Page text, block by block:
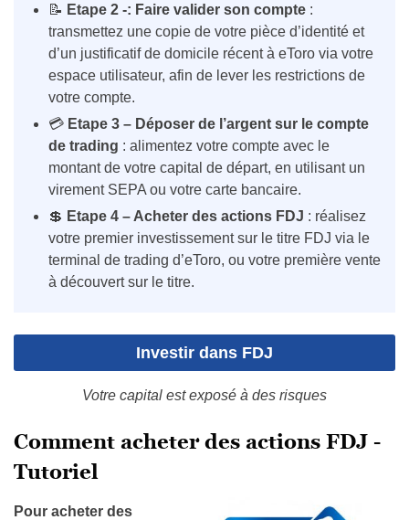
📝 Etape 2 -: Faire valider son compte :
transmettez une copie de votre pièce d’identité et
d’un justificatif de domicile récent à eToro via votre
espace utilisateur, afin de lever les restrictions de
votre compte.
💳 Etape 3 – Déposer de l’argent sur le compte
de trading : alimentez votre compte avec le
montant de votre capital de départ, en utilisant un
virement SEPA ou votre carte bancaire.
💲 Etape 4 – Acheter des actions FDJ : réalisez
votre premier investissement sur le titre FDJ via le
terminal de trading d’eToro, ou votre première vente
à découvert sur le titre.
Investir dans FDJ
Votre capital est exposé à des risques
Comment acheter des actions FDJ -
Tutoriel
Pour acheter des